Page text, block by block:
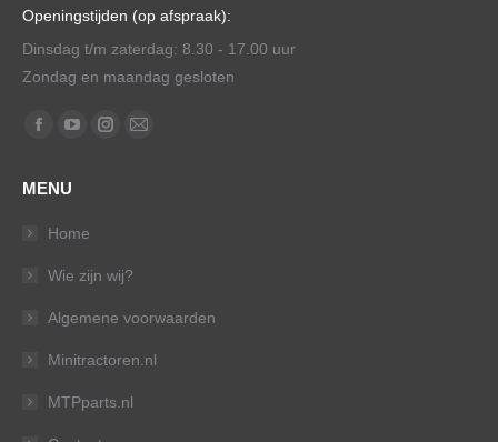
Openingstijden (op afspraak):
Dinsdag t/m zaterdag: 8.30 - 17.00 uur
Zondag en maandag gesloten
Vind ons op:
Facebook
opens
in
window
YouTube
opens
window
Instagram
window
Mail
MENU
Home
Wie zijn wij?
Algemene voorwaarden
Minitractoren.nl
MTPparts.nl